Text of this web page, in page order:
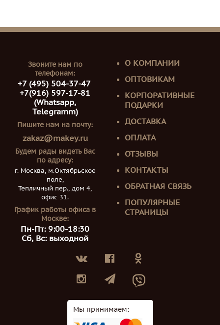
Звоните нам по
телефонам:
+7 (495) 504-37-47
+7(916) 597-17-81
(Whatsapp,
Telegramm)
Пишите нам на почту:
zakaz@makey.ru
Будем рады видеть Вас
по адресу:
г. Москва, м.Октябрьское
поле,
Тепличный пер., дом 4,
офис 31.
График работы офиса в
Москве:
Пн-Пт: 9:00-18:30
Сб, Вс: выходной
О КОМПАНИИ
ОПТОВИКАМ
КОРПОРАТИВНЫЕ
ПОДАРКИ
ДОСТАВКА
ОПЛАТА
ОТЗЫВЫ
КОНТАКТЫ
ОБРАТНАЯ СВЯЗЬ
ПОПУЛЯРНЫЕ
СТРАНИЦЫ
Мы принимаем: